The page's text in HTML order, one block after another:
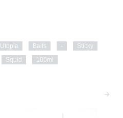
Utopia Baits -
Sticky
Squid 100ml